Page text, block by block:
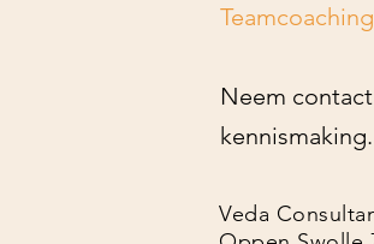
Teamcoaching
Neem
kennismaking.
Veda